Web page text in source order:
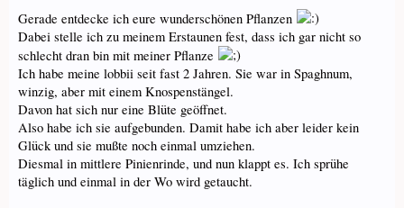
Gerade entdecke ich eure wunderschönen Pflanzen
Dabei stelle ich zu meinem Erstaunen fest, dass ich gar nicht so
schlecht dran bin mit meiner Pflanze
Ich habe meine lobbii seit fast 2 Jahren. Sie war in Spaghnum,
winzig, aber mit einem Knospenstängel.
Davon hat sich nur eine Blüte geöffnet.
Also habe ich sie aufgebunden. Damit habe ich aber leider kein
Glück und sie mußte noch einmal umziehen.
Diesmal in mittlere Pinienrinde, und nun klappt es. Ich sprühe
täglich und einmal in der Wo wird getaucht.